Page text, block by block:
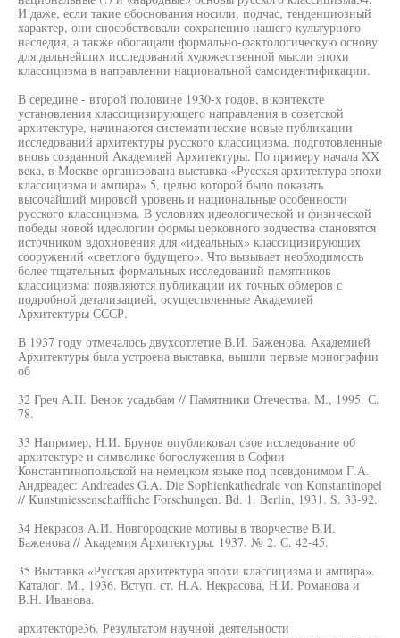
И даже, если такие обоснования носили, подчас, тенденциозный
характер, они способствовали сохранению нашего культурного
наследия, а также обогащали формально-фактологическую основу
для дальнейших исследований художественной мысли эпохи
классицизма в направлении национальной самоидентификации.
В середине - второй половине 1930-х годов, в контексте
установления классицизирующего направления в советской
архитектуре, начинаются систематические новые публикации
исследований архитектуры русского классицизма, подготовленные
вновь созданной Академией Архитектуры. По примеру начала XX
века, в Москве организована выставка «Русская архитектура эпохи
классицизма и ампира» 5, целью которой было показать
высочайший мировой уровень и национальные особенности
русского классицизма. В условиях идеологической и физической
победы новой идеологии формы церковного зодчества становятся
источником вдохновения для «идеальных» классицизирующих
сооружений «светлого будущего». Что вызывает необходимость
более тщательных формальных исследований памятников
классицизма: появляются публикации их точных обмеров с
подробной детализацией, осуществленные Академией
Архитектуры СССР.
В 1937 году отмечалось двухсотлетие В.И. Баженова. Академией
Архитектуры была устроена выставка, вышли первые монографии
об
32 Греч А.Н. Венок усадьбам // Памятники Отечества. М., 1995. С.
78.
33 Например, Н.И. Брунов опубликовал свое исследование об
архитектуре и символике богослужения в Софии
Константинопольской на немецком языке под псевдонимом Г.А.
Андреадес: Andreades G.A. Die Sophienkathedrale von Konstantinopel
// Kunstmiessenschafffiche Forschungen. Bd. 1. Berlin, 1931. S. 33-92.
34 Некрасов А.И. Новгородские мотивы в творчестве В.И.
Баженова // Академия Архитектуры. 1937. № 2. С. 42-45.
35 Выставка «Русская архитектура эпохи классицизма и ампира».
Каталог. М., 1936. Вступ. ст. H.A. Некрасова, Н.И. Романова и
В.Н. Иванова.
архитекторе36. Результатом научной деятельности